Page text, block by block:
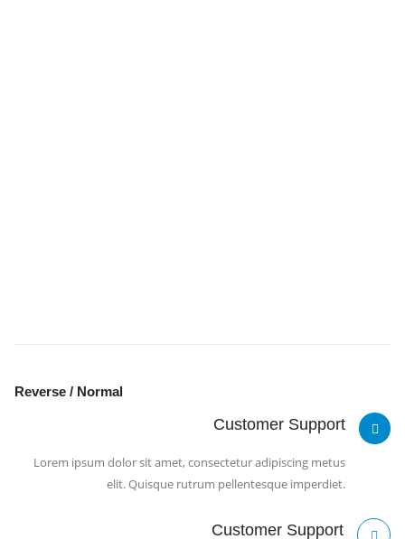
Reverse / Normal
Customer Support
Lorem ipsum dolor sit amet, consectetur adipiscing metus
elit. Quisque rutrum pellentesque imperdiet.
Customer Support